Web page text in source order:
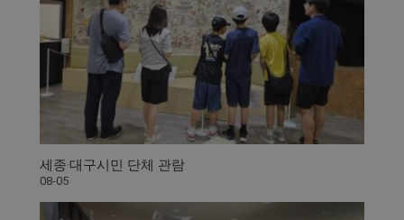
세종·대구시민 단체 관람
08-05